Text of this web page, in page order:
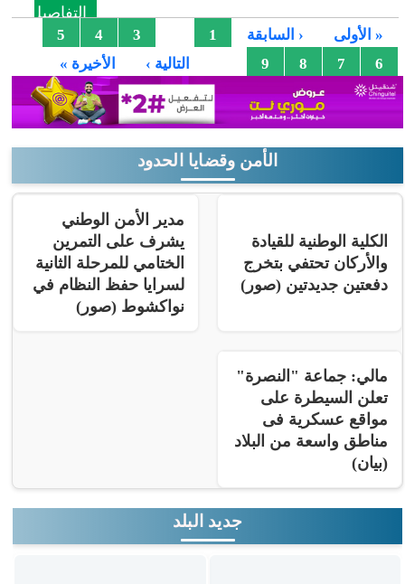
التفاصيل
الصفحات
« الأولى ‹ السابقة 1
3
4
5
6
7
8
9 التالية › الأخيرة »
الأمن وقضايا الحدود
الكلية الوطنية للقيادة
والأركان تحتفي بتخرج
دفعتين جديدتين (صور)
مدير الأمن الوطني
يشرف على التمرين
الختامي للمرحلة الثانية
لسرايا حفظ النظام في
نواكشوط (صور)
مالي: جماعة "النصرة"
تعلن السيطرة على
مواقع عسكرية فى
مناطق واسعة من البلاد
(بيان)
جديد البلد